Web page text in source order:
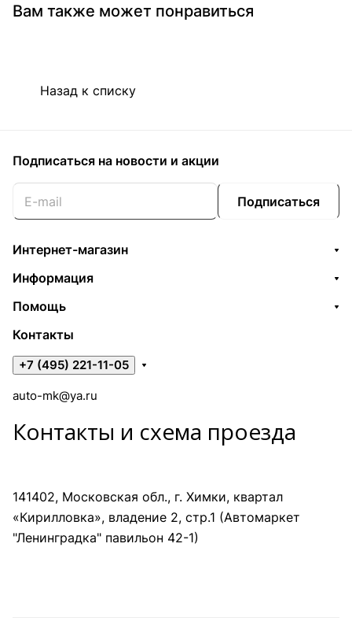
Вам также может понравиться
Назад к списку
Подписаться на новости и акции
Подписаться
Интернет-магазин
Информация
Помощь
Контакты
+7 (495) 221-11-05
auto-mk@ya.ru
Контакты и схема проезда
141402, Московская обл., г. Химки, квартал
«Кирилловка», владение 2, стр.1 (Автомаркет
"Ленинградка" павильон 42-1)